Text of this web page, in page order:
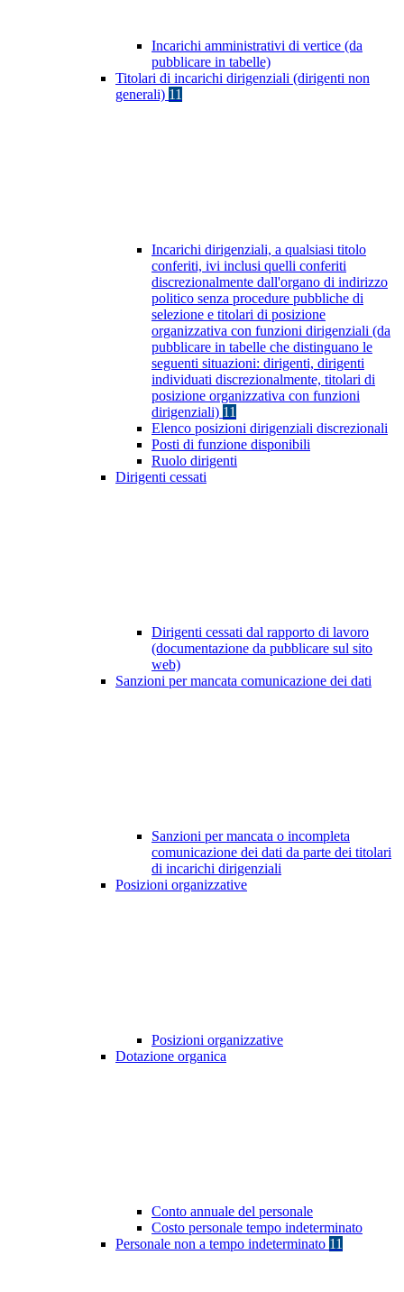
Incarichi amministrativi di vertice (da
pubblicare in tabelle)
Titolari di incarichi dirigenziali (dirigenti non
generali) 11
Incarichi dirigenziali, a qualsiasi titolo
conferiti, ivi inclusi quelli conferiti
discrezionalmente dall'organo di indirizzo
politico senza procedure pubbliche di
selezione e titolari di posizione
organizzativa con funzioni dirigenziali (da
pubblicare in tabelle che distinguano le
seguenti situazioni: dirigenti, dirigenti
individuati discrezionalmente, titolari di
posizione organizzativa con funzioni
dirigenziali) 11
Elenco posizioni dirigenziali discrezionali
Posti di funzione disponibili
Ruolo dirigenti
Dirigenti cessati
Dirigenti cessati dal rapporto di lavoro
(documentazione da pubblicare sul sito
web)
Sanzioni per mancata comunicazione dei dati
Sanzioni per mancata o incompleta
comunicazione dei dati da parte dei titolari
di incarichi dirigenziali
Posizioni organizzative
Posizioni organizzative
Dotazione organica
Conto annuale del personale
Costo personale tempo indeterminato
Personale non a tempo indeterminato 11